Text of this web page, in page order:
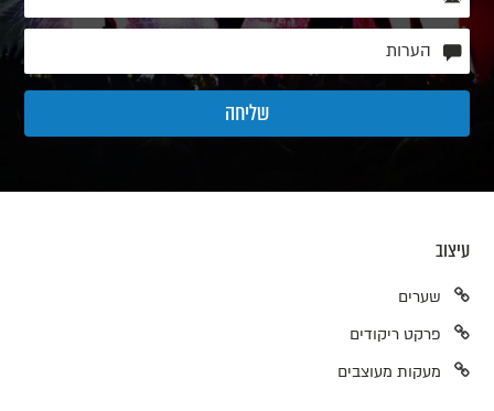
עיצוב
שערים
פרקט ריקודים
מעקות מעוצבים